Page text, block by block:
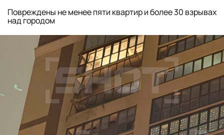
Повреждены не менее пяти квартир и более 30 взрывах
над городом